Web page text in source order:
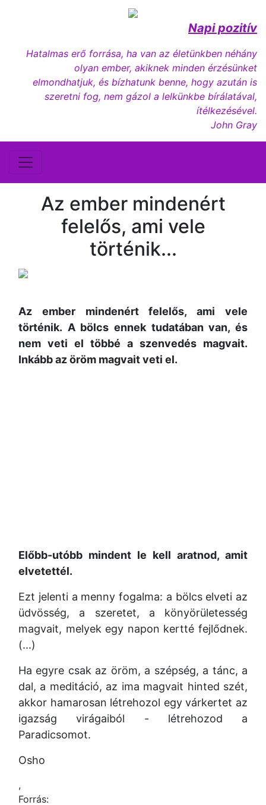
Napi pozitív
Hatalmas erő forrása, ha van az életünkben néhány
olyan ember, akiknek minden érzésünket
elmondhatjuk, és bízhatunk benne, hogy azután is
szeretni fog, nem gázol a lelkünkbe bírálatával,
ítélkezésével.
John Gray
Az ember mindenért
felelős, ami vele
történik...
Az ember mindenért felelős, ami vele
történik. A bölcs ennek tudatában van, és
nem veti el többé a szenvedés magvait.
Inkább az öröm magvait veti el.
Előbb-utóbb mindent le kell aratnod, amit
elvetettél.
Ezt jelenti a menny fogalma: a bölcs elveti az
üdvösség, a szeretet, a könyörületesség
magvait, melyek egy napon kertté fejlődnek.
(...)
Ha egyre csak az öröm, a szépség, a tánc, a
dal, a meditáció, az ima magvait hinted szét,
akkor hamarosan létrehozol egy várkertet az
igazság virágaiból - létrehozod a
Paradicsomot.
Osho
,
Forrás: